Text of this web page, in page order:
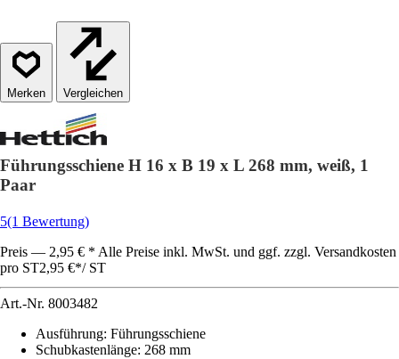
Vergleichen
Führungsschiene H 16 x B 19 x L 268 mm, weiß, 1
Paar
5(1 Bewertung)
Preis — 2,95 € * Alle Preise inkl. MwSt. und ggf. zzgl. Versandkosten
pro ST2,95 €*/ ST
Art.-Nr. 8003482
Ausführung: Führungsschiene
Schubkastenlänge: 268 mm